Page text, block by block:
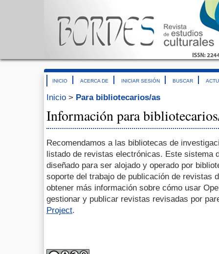
INICIO ACERCA DE INICIAR SESIÓN BUSCAR
Inicio > Para bibliotecarios/as
Información para
Recomendamos a las bibliotecas de
listado de revistas electrónicas. Este sistema
diseñado para ser alojado y operado por
soporte del trabajo de publicación de revistas
obtener más información sobre cómo usar
gestionar y publicar revistas revisadas por
Project.